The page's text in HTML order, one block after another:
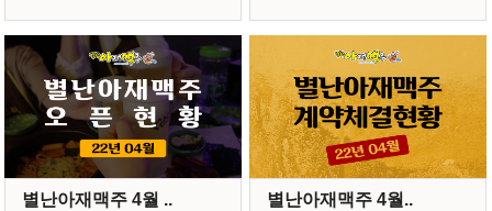
별난아재맥주 4월 .. 별난아재맥주 4월..